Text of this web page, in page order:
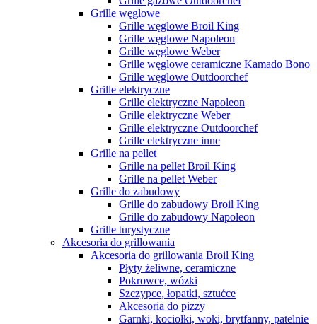
Grille węglowe
Grille węglowe Broil King
Grille węglowe Napoleon
Grille węglowe Weber
Grille węglowe ceramiczne Kamado Bono
Grille węglowe Outdoorchef
Grille elektryczne
Grille elektryczne Napoleon
Grille elektryczne Weber
Grille elektryczne Outdoorchef
Grille elektryczne inne
Grille na pellet
Grille na pellet Broil King
Grille na pellet Weber
Grille do zabudowy
Grille do zabudowy Broil King
Grille do zabudowy Napoleon
Grille turystyczne
Akcesoria do grillowania
Akcesoria do grillowania Broil King
Płyty żeliwne, ceramiczne
Pokrowce, wózki
Szczypce, łopatki, sztućce
Akcesoria do pizzy
Garnki, kociołki, woki, brytfanny, patelnie